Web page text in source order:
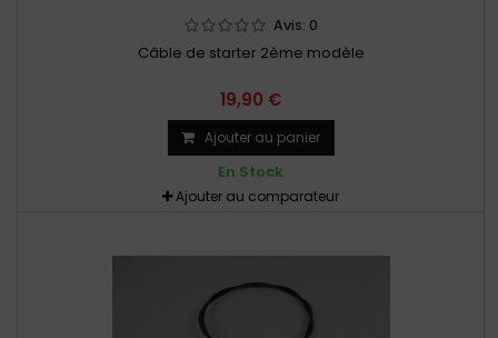
Avis: 0
Câble de starter 2ème modèle
19,90 €
Ajouter au panier
En Stock
Ajouter au comparateur